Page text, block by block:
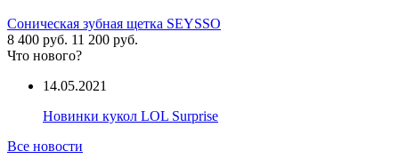
Соническая зубная щетка SEYSSO
8 400 руб. 11 200 руб.
Что нового?
14.05.2021
Новинки кукол LOL Surprise
Все новости